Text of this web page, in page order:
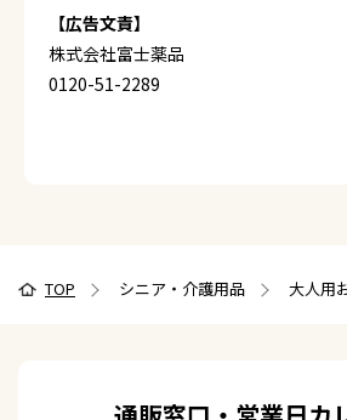
【広告文責】
株式会社富士薬品
0120-51-2289
TOP シニア・介護用品 大人用